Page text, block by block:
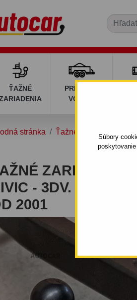
Súbory
ŤAŽNÉ
PRÍVESNÉ
VOZÍKY
stránka Ťažné zariadenia
ZARIADENIE
- 3DV. -
2001